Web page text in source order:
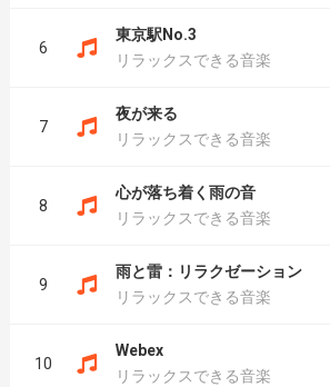
6
東京駅No.3
リラックスできる音楽
7
夜が来る
リラックスできる音楽
8
心が落ち着く雨の音
リラックスできる音楽
9
雨と雷：リラクゼーション
リラックスできる音楽
10
Webex
リラックスできる音楽